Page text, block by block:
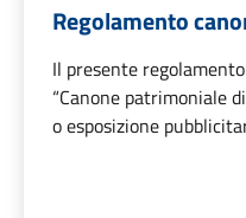
Regolamento
Il presente
“Canone patrimoniale
o esposizione